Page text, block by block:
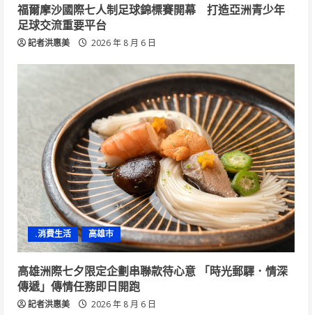
福爾摩沙國際七人制足球錦標賽開幕 打造亞洲青少年
足球交流重要平台
記者洪惠美 2026 年 8 月 6 日
.消費生活 高雄市
高雄洲際七夕限定企劃串聯款待心意 「時光郵驛．情深
傳遞」傳情任務即日開跑
記者洪惠美 2026 年 8 月 6 日